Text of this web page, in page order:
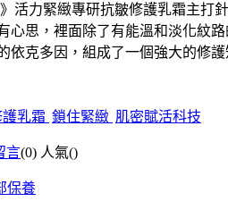
活力緊緻專研抗皺修護乳霜主打
心思，裡面除了有能溫和淡化紋
依克多因，組成了一個強大的修
乳霜 鎖住緊緻 肌密賦活科技
言(0) 人氣()
保養